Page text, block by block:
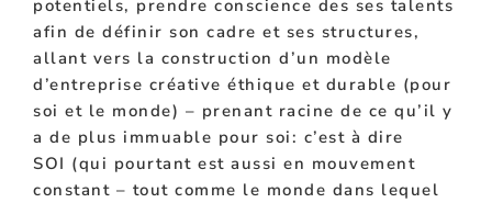
potentiels, prendre conscience des ses talents
afin de définir son cadre et ses structures,
allant vers la construction d’un modèle
d’entreprise créative éthique et durable (pour
soi et le monde) – prenant racine de ce qu’il y
a de plus immuable pour soi: c’est à dire
SOI (qui pourtant est aussi en mouvement
constant – tout comme le monde dans lequel